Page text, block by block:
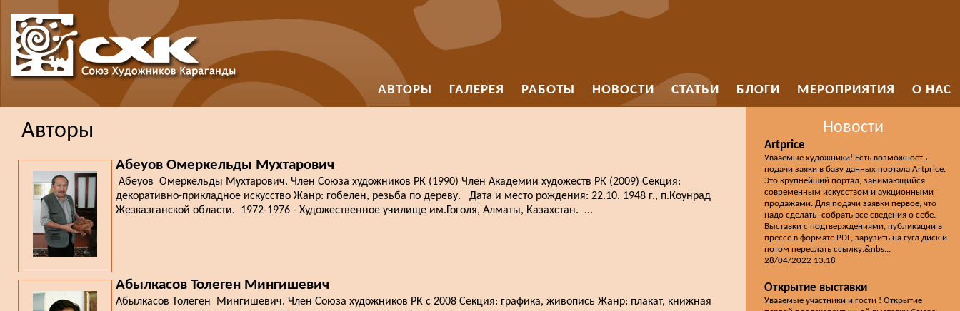
АВТОРЫ ГАЛЕРЕЯ РАБОТЫ НОВОСТИ СТАТЬИ БЛОГИ МЕРОПРИЯТИЯ О НАС
Авторы
Абеуов Омеркельды Мухтарович
Абеуов Омеркельды Мухтарович. Член Союза художников РК (1990) Член Академии художеств РК (2009) Секция:
декоративно-прикладное искусство Жанр: гобелен, резьба по дереву. Дата и место рождения: 22.10. 1948 г., п.Коунрад
Жезказганской области. 1972-1976 - Художественное училище им.Гоголя, Алматы, Казахстан. ...
Абылкасов Толеген Мингишевич
Абылкасов Толеген Мингишевич. Член Союза художников РК с 2008 Секция: графика, живопись Жанр: плакат, книжная
Новости
Artprice
Увааемые художники! Есть возможность
подачи заяки в базу данных портала Artprice.
Это крупнейший портал, занимающийся
современным искусством и аукционными
продажами. Для подачи заявки первое, что
надо сделать- собрать все сведения о себе.
Выставки с подтверждениями, публикации в
прессе в формате PDF, зарузить на гугл диск и
потом переслать ссылку.&nbs...
28/04/2022 13:18
Открытие выставки
Увааемые участники и гости ! Открытие